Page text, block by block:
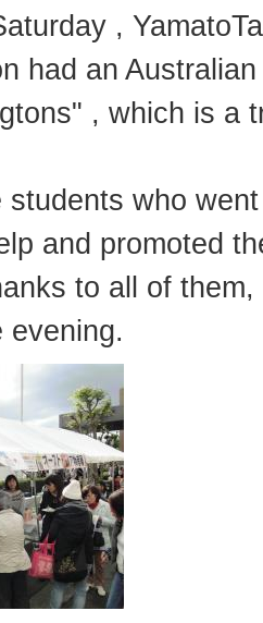
,
had an
, which is a
students who
and promoted
to all of
evening.